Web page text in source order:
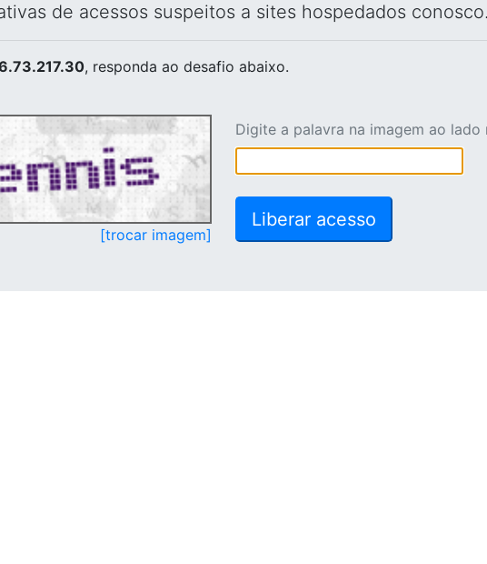
de acessos suspeitos a sites hospedados conosco.
, responda ao desafio abaixo.
[trocar imagem]
Digite a palavra na imagem ao